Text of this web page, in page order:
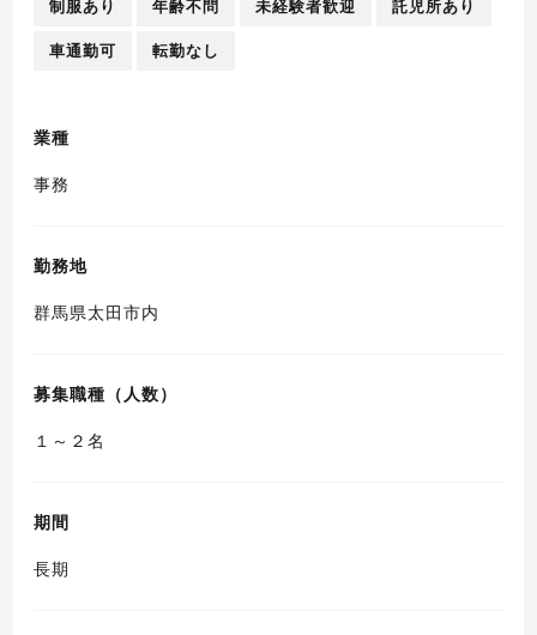
制服あり 年齢不問 未経験者歓迎 託児所あり
車通勤可 転勤なし
業種
事務
勤務地
群馬県太田市内
募集職種（人数）
１～２名
期間
長期